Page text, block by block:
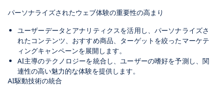
パーソナライズされたウェブ体験の重要性の高まり
ユーザーデータとアナリティクスを活用し、パーソナライズさ
れたコンテンツ、おすすめ商品、ターゲットを絞ったマーケテ
ィングキャンペーンを展開します。
AI主導のテクノロジーを統合し、ユーザーの嗜好を予測し、関
連性の高い魅力的な体験を提供します。
AI駆動技術の統合